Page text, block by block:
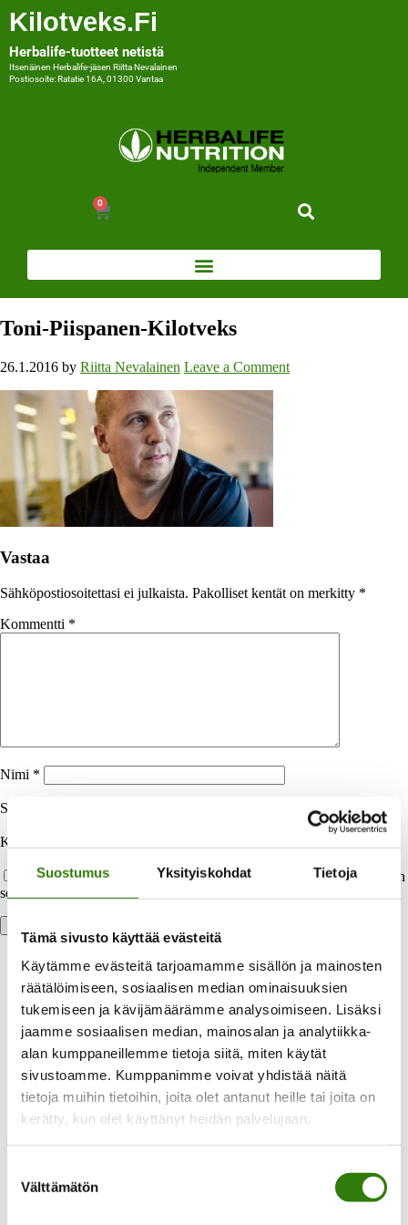
Suostumus Yksityiskohdat Tietoja
Tämä sivusto käyttää evästeitä
Käytämme evästeitä tarjoamamme sisällön ja mainosten
räätälöimiseen, sosiaalisen median ominaisuuksien
tukemiseen ja kävijämäärämme analysoimiseen. Lisäksi
jaamme sosiaalisen median, mainosalan ja analytiikka-
alan kumppaneillemme tietoja siitä, miten käytät
sivustoamme. Kumppanimme voivat yhdistää näitä
tietoja muihin tietoihin, joita olet antanut heille tai joita on
kerätty, kun olet käyttänyt heidän palvelujaan.
valinta
Välttämätön
Kilotveks.fi
Herbalife-tuotteet netistä
Itsenäinen Herbalife-jäsen Riitta Nevalainen
Postiosoite: Ratatie 16A, 01300 Vantaa
0
Toni-Piispanen-Kilotveks
26.1.2016 by Riitta Nevalainen Leave a Comment
Vastaa
Sähköpostiosoitettasi ei julkaista. Pakolliset kentät on merkitty *
Kommentti *
Nimi *
Sähköpostiosoite
Kotisivu
Tallenna nimeni, sähköpostiosoitteeni ja kotisivuni tähän selaimeen
seuraavaa kommentointikertaa varten.
Laaja valikoima maksuvaihtoehtoja
Voit maksaa heti tai valita halutessasi joustavan
osamaksun.